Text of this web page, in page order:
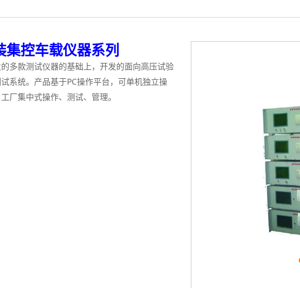
集控车载仪器系列
多款测试仪器的基础上，开发的面向高压试验
系统。产品基于PC操作平台，可单机独立操
厂集中式操作、测试、管理。